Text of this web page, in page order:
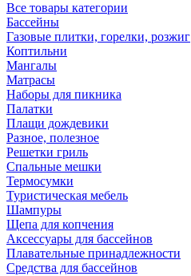
Все товары категории
Бассейны
Газовые плитки, горелки, розжиг
Коптильни
Мангалы
Матрасы
Наборы для пикника
Палатки
Плащи дождевики
Разное, полезное
Решетки гриль
Спальные мешки
Термосумки
Туристическая мебель
Шампуры
Щепа для копчения
Аксессуары для бассейнов
Плавательные принадлежности
Средства для бассейнов